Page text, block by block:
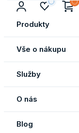
Produkty
Vše o nákupu
Služby
O nás
Blog